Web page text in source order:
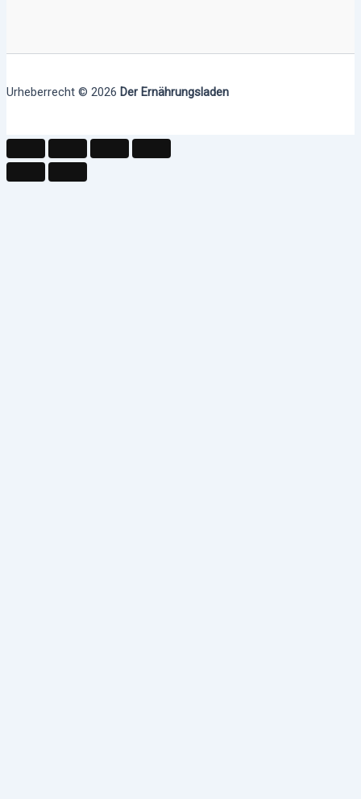
Urheberrecht © 2026 Der Ernährungsladen